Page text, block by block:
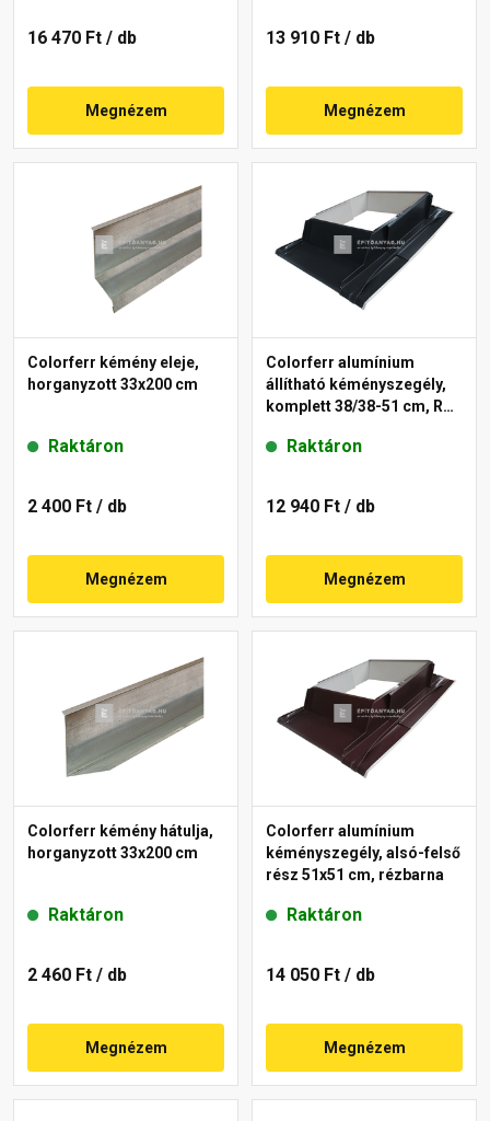
16 470 Ft / db
Megnézem
13 910 Ft / db
Megnézem
Colorferr kémény eleje,
horganyzott 33x200 cm
Raktáron
2 400 Ft / db
Megnézem
Colorferr alumínium
állítható kéményszegély,
komplett 38/38-51 cm, RAL
Raktáron
12 940 Ft / db
Megnézem
Colorferr kémény hátulja,
horganyzott 33x200 cm
Raktáron
2 460 Ft / db
Megnézem
Colorferr alumínium
kéményszegély, alsó-felső
rész 51x51 cm, rézbarna
Raktáron
14 050 Ft / db
Megnézem